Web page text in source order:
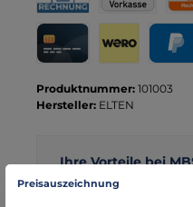
Rechnung fürVorkasse
Produktnummer: 101003
Hersteller: ELTEN
Ihre Vorteile bei
Kostenloser
Preisauszeichnung